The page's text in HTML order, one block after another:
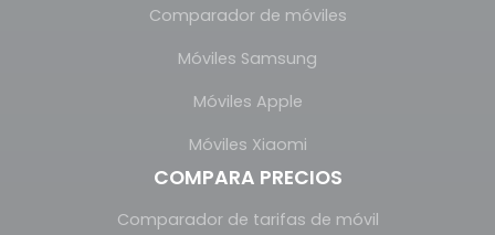
Comparador de móviles
Móviles Samsung
Móviles Apple
Móviles Xiaomi
COMPARA PRECIOS
Comparador de tarifas de móvil